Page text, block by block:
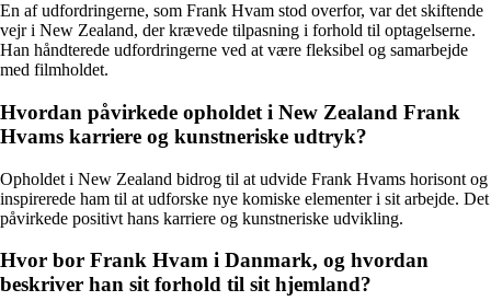
En af udfordringerne, som Frank Hvam stod overfor, var det skiftende
vejr i New Zealand, der krævede tilpasning i forhold til optagelserne.
Han håndterede udfordringerne ved at være fleksibel og samarbejde
med filmholdet.
Hvordan påvirkede opholdet i New Zealand Frank
Hvams karriere og kunstneriske udtryk?
Opholdet i New Zealand bidrog til at udvide Frank Hvams horisont og
inspirerede ham til at udforske nye komiske elementer i sit arbejde. Det
påvirkede positivt hans karriere og kunstneriske udvikling.
Hvor bor Frank Hvam i Danmark, og hvordan
beskriver han sit forhold til sit hjemland?